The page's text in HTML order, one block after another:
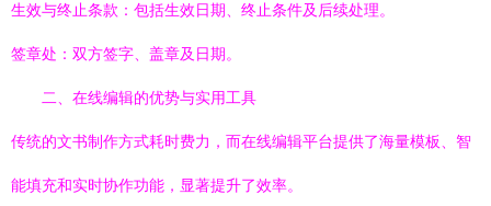
生效与终止条款：包括生效日期、终止条件及后续处理。
签章处：双方签字、盖章及日期。
二、在线编辑的优势与实用工具
传统的文书制作方式耗时费力，而在线编辑平台提供了海量模板、智
能填充和实时协作功能，显著提升了效率。